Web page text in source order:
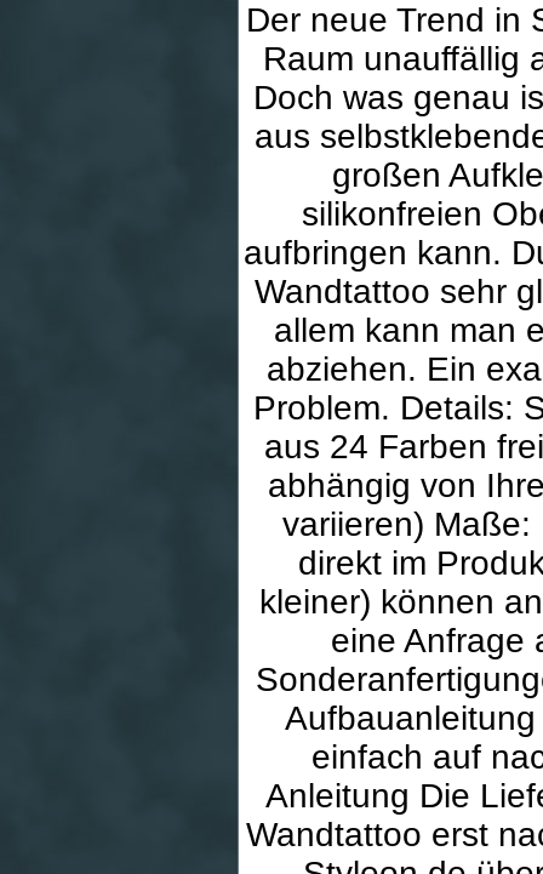
Der neue Trend in
Raum unauffällig
Doch was genau
aus
großen
silikonfreien
aufbringen kann.
Wandtattoo sehr
allem kann man
abziehen. Ein
Problem. Details:
aus 24 Farben
abhängig von
variieren)
direkt im
kleiner) können
eine Anfrage
einfach auf
Anleitung Die
Wandtattoo erst